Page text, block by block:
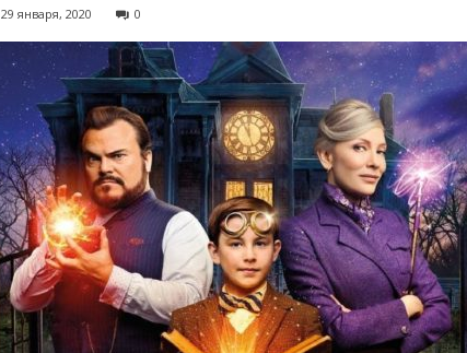
29 января, 2020 0